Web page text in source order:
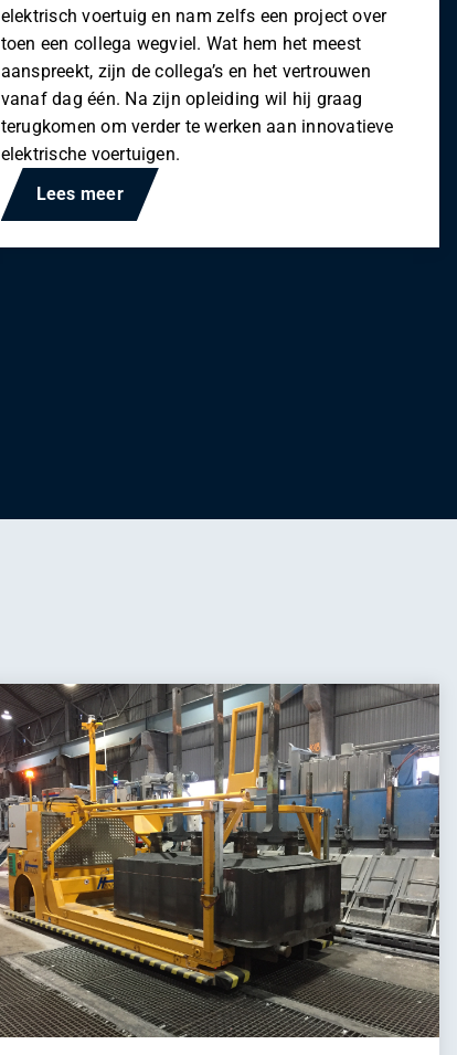
elektrisch voertuig en nam zelfs een project over
toen een collega wegviel. Wat hem het meest
aanspreekt, zijn de collega’s en het vertrouwen
vanaf dag één. Na zijn opleiding wil hij graag
terugkomen om verder te werken aan innovatieve
elektrische voertuigen.
Lees meer